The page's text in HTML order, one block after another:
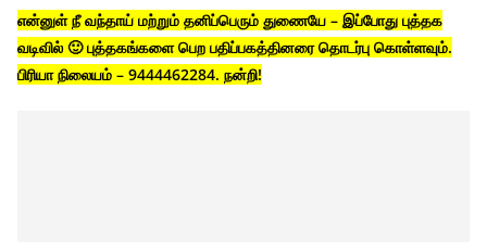
என்னுள் நீ வந்தாய் மற்றும் தனிப்பெரும் துணையே – இப்போது புத்தக
வடிவில் 🙂 புத்தகங்களை பெற பதிப்பகத்தினரை தொடர்பு கொள்ளவும்.
பிரியா நிலையம் – 9444462284. நன்றி!